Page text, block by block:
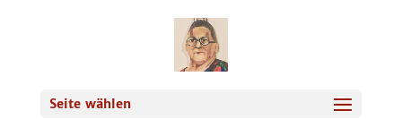
Seite wählen